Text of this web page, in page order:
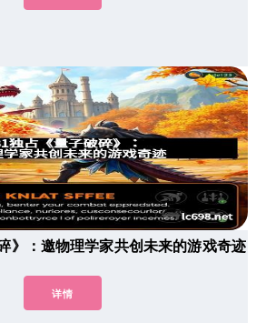
》：邀物理学家共创未来的游戏奇迹
详情